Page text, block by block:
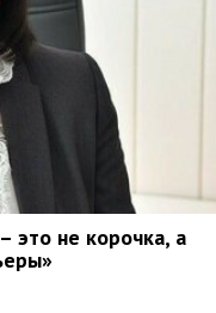
это не корочка, а